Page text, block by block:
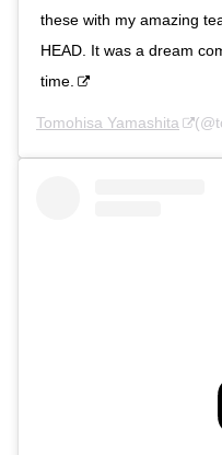
these with my amazing
HEAD. It was a dream
time.
Tomohisa Yamashita